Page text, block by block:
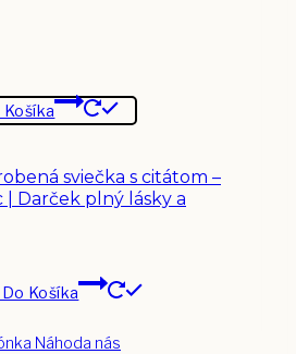
sviečka s citátom –
| Darček plný lásky a
Košíka